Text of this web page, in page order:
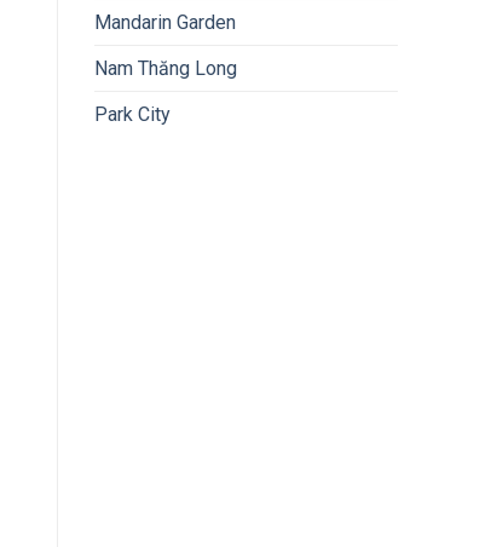
Mandarin Garden
Nam Thăng Long
Park City